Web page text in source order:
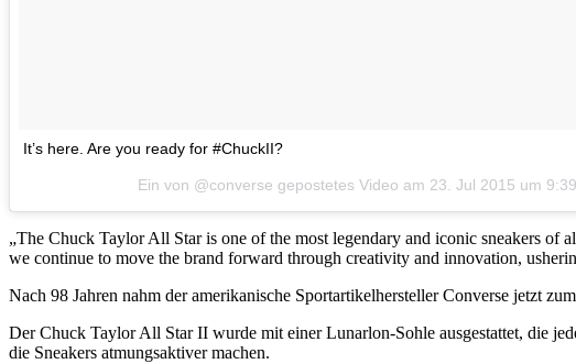
It’s here. Are you ready for #ChuckII?
Ein von @converse gepostetes Video am 23. Jul 2015 um
„The Chuck Taylor All Star is one of the most legendary and iconic sneakers
we continue to move the brand forward through creativity and innovation,
Nach 98 Jahren nahm der amerikanische Sportartikelhersteller Converse jetzt
Der Chuck Taylor All Star II wurde mit einer Lunarlon-Sohle ausgestattet, die
die Sneakers atmungsaktiver machen.